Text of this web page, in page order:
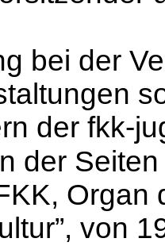
bei der
der fkk-
der
Organ
von